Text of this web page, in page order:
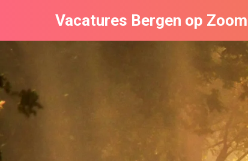
Vacatures Bergen op Zoom